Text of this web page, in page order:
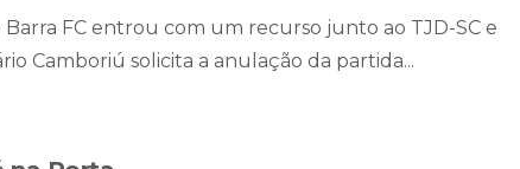
FC entrou com um recurso junto ao TJD-SC e
Camboriú solicita a anulação da partida...